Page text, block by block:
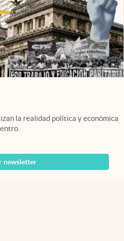
la realidad política y económica
newsletter